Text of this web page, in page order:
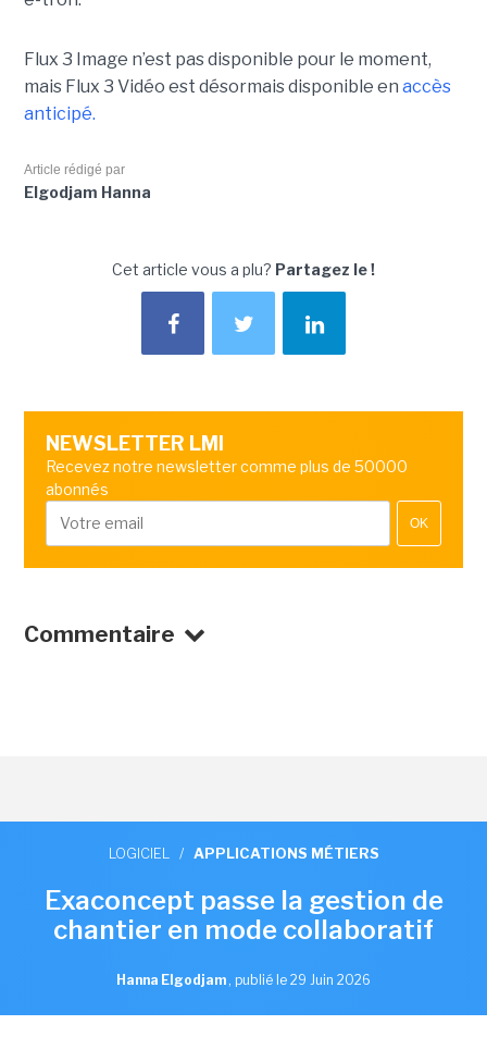
Flux 3 Image n’est pas disponible pour le moment,
mais Flux 3 Vidéo est désormais disponible en accès
anticipé.
Article rédigé par
Elgodjam Hanna
Cet article vous a plu? Partagez le !
NEWSLETTER LMI
Recevez notre newsletter comme plus de 50000
abonnés
OK
Commentaire
LOGICIEL / APPLICATIONS MÉTIERS
Exaconcept passe la gestion de
chantier en mode collaboratif
Hanna Elgodjam , publié le 29 Juin 2026